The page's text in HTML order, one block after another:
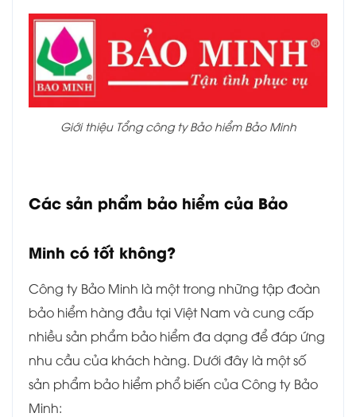
Giới thiệu Tổng công ty Bảo hiểm Bảo Minh
Các sản phẩm bảo hiểm của Bảo
Minh có tốt không?
Công ty Bảo Minh là một trong những tập đoàn
bảo hiểm hàng đầu tại Việt Nam và cung cấp
nhiều sản phẩm bảo hiểm đa dạng để đáp ứng
nhu cầu của khách hàng. Dưới đây là một số
sản phẩm bảo hiểm phổ biến của Công ty Bảo
Minh: